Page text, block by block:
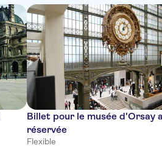
Billet pour le musée d'Orsay
réservée
Flexible